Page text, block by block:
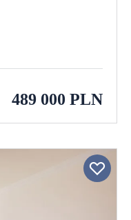
489 000 PLN